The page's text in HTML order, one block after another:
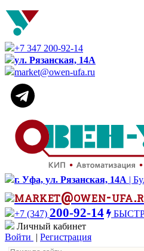
+7 347 200-92-14
ул. Рязанская, 14А
market@owen-ufa.ru
г. Уфа, ул. Рязанская, 14А |
market@owen-
+7 (347) 200-92-14
Личный кабинет
Войти | Регистрация